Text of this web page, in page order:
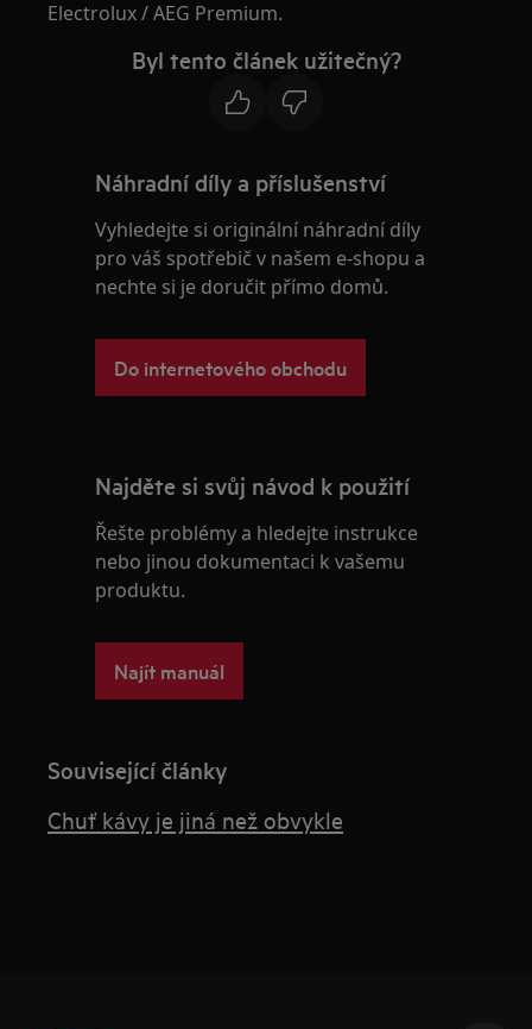
Electrolux / AEG Premium.
Byl tento článek užitečný?
Náhradní díly a příslušenství
Vyhledejte si originální náhradní díly
pro váš spotřebič v našem e-shopu a
nechte si je doručit přímo domů.
Do internetového obchodu
Najděte si svůj návod k použití
Řešte problémy a hledejte instrukce
nebo jinou dokumentaci k vašemu
produktu.
Najít manuál
Související články
Chuť kávy je jiná než obvykle